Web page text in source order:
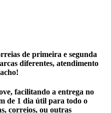
de primeira e segunda
diferentes, atendimento
facilitando a entrega no
de 1 dia útil para todo o
correios, ou outras